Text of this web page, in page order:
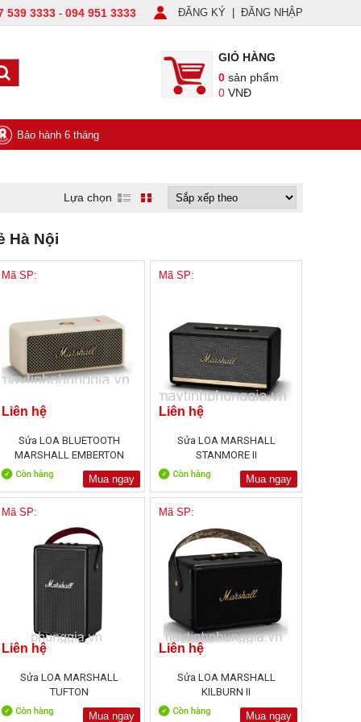
539 3333 - 094 951 3333 ĐĂNG KÝ ĐĂNG NHẬP
GIỎ HÀNG
0 sản phẩm
0 VNĐ
Bảo hành 6 tháng
Lựa chọn
Hà Nội
Mã SP:
Liên hệ
Sửa LOA BLUETOOTH
MARSHALL EMBERTON
Mua ngay
Mã SP:
Liên hệ
Sửa LOA MARSHALL
STANMORE II
Mua ngay
Mã SP:
Liên hệ
Sửa LOA MARSHALL
TUFTON
Mua ngay
Mã SP:
Liên hệ
Sửa LOA MARSHALL
KILBURN II
Mua ngay